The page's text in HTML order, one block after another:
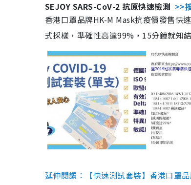
SEJOY SARS-CoV-2 抗原快速檢測 >>
香港口罩品牌HK-M Mask抗疫價發售快
式採樣，準確性高達99%，15分鐘就知
延伸閱讀：【快速測試套裝】香港口罩